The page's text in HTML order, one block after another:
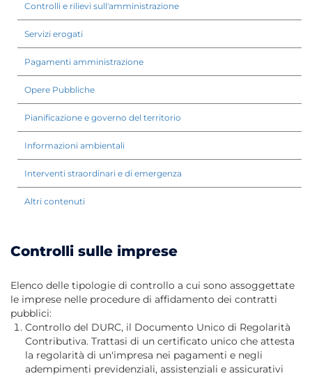
Controlli e rilievi sull'amministrazione
Servizi erogati
Pagamenti amministrazione
Opere Pubbliche
Pianificazione e governo del territorio
Informazioni ambientali
Interventi straordinari e di emergenza
Altri contenuti
Controlli sulle imprese
Elenco delle tipologie di controllo a cui sono assoggettate
le imprese nelle procedure di affidamento dei contratti
pubblici:
Controllo del DURC, il Documento Unico di Regolarità
Contributiva. Trattasi di un certificato unico che attesta
la regolarità di un'impresa nei pagamenti e negli
adempimenti previdenziali, assistenziali e assicurativi